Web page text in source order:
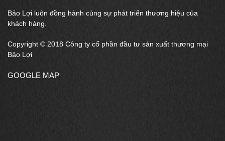
Bảo Lợi luôn đồng hành cùng sự phát triển thương hiệu của
khách hàng.
Copyright © 2018 Công ty cổ phần đầu tư sản xuất thương mại
Bảo Lợi
GOOGLE MAP